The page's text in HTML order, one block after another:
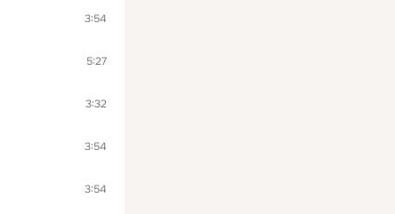
3:54
5:27
3:32
3:54
3:54